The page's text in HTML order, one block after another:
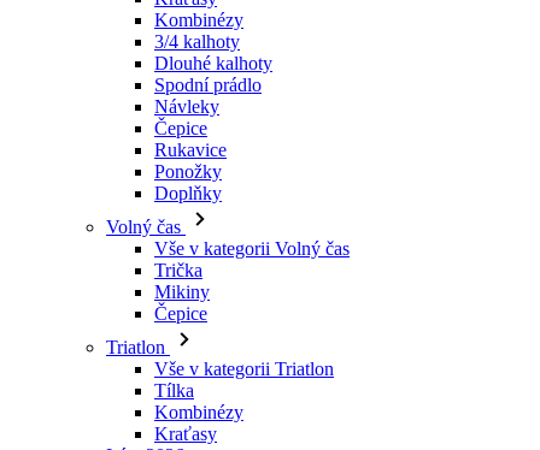
Čepice
Rukavice
Ponožky
Doplňky
Volný čas
Vše v kategorii Volný čas
Trička
Mikiny
Čepice
Triatlon
Vše v kategorii Triatlon
Tílka
Kombinézy
Kraťasy
Léto 2026
Týmové repliky
Speciální edice
Doprodej
Dárkové poukazy